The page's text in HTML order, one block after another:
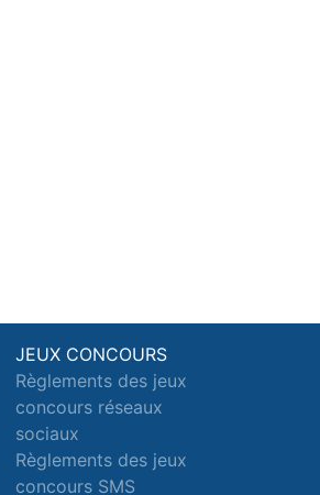
JEUX CONCOURS
Règlements des jeux
concours réseaux
sociaux
Règlements des jeux
concours SMS